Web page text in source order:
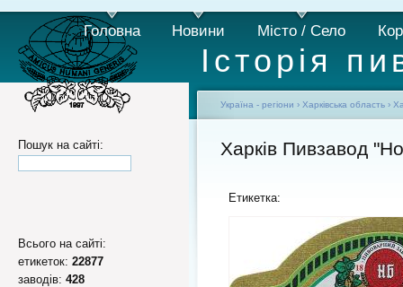
Історія
Головна Новини Місто / Село
Пошук на сайті:
Всього на сайті:
етикеток: 22877
заводів: 428
Україна - регіони › Харківська область ›
Харків Пивзавод
Етикетка: